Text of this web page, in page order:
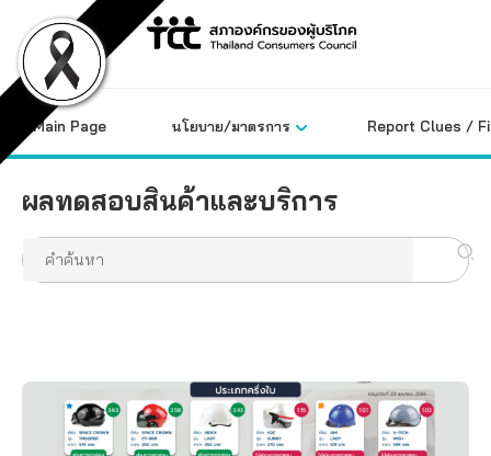
content
Main Page นโยบาย/มาตรการ Report Clues /
ผลทดสอบสินค้าและบริการ